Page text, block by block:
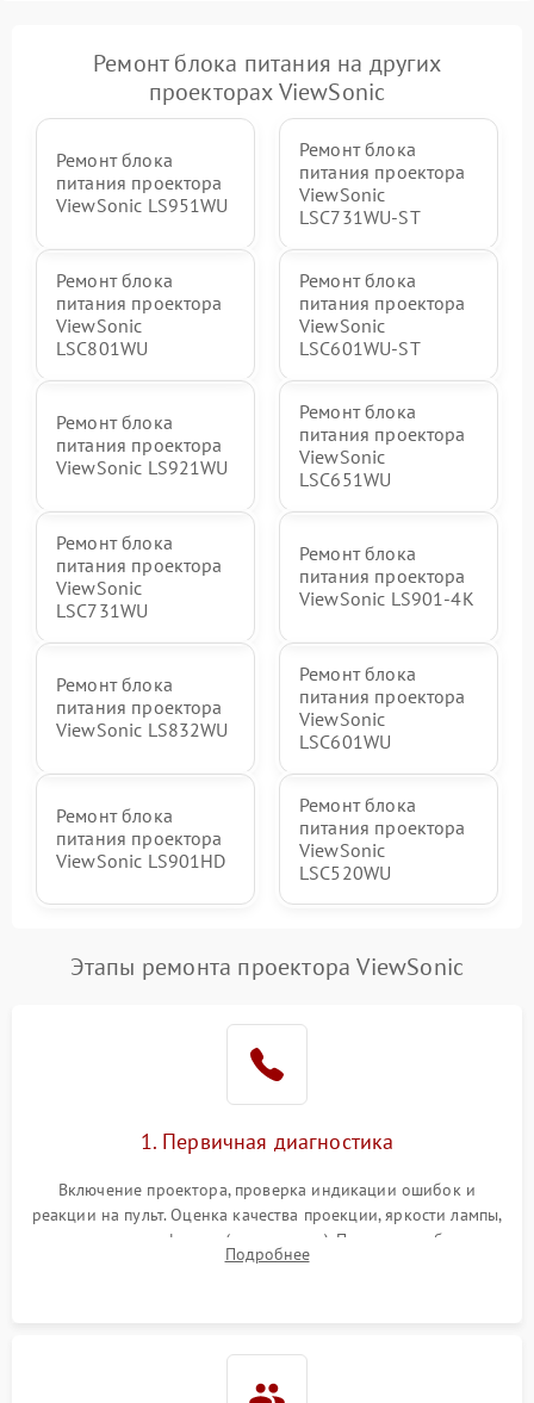
Ремонт блока питания на других
проекторах ViewSonic
Ремонт блока
питания проектора
ViewSonic LS951WU
Ремонт блока
питания проектора
ViewSonic
LSC731WU-ST
Ремонт блока
питания проектора
ViewSonic
LSC801WU
Ремонт блока
питания проектора
ViewSonic
LSC601WU-ST
Ремонт блока
питания проектора
ViewSonic LS921WU
Ремонт блока
питания проектора
ViewSonic
LSC651WU
Ремонт блока
питания проектора
ViewSonic
LSC731WU
Ремонт блока
питания проектора
ViewSonic LS901-4K
Ремонт блока
питания проектора
ViewSonic LS832WU
Ремонт блока
питания проектора
ViewSonic
LSC601WU
Ремонт блока
питания проектора
ViewSonic LS901HD
Ремонт блока
питания проектора
ViewSonic
LSC520WU
Этапы ремонта проектора ViewSonic
1. Первичная диагностика
Включение проектора, проверка индикации ошибок и
реакции на пульт. Оценка качества проекции, яркости лампы,
наличия артефактов (точки, пятна). Проверка работы
системы охлаждения по уровню шума вентиляторов.
Подробнее